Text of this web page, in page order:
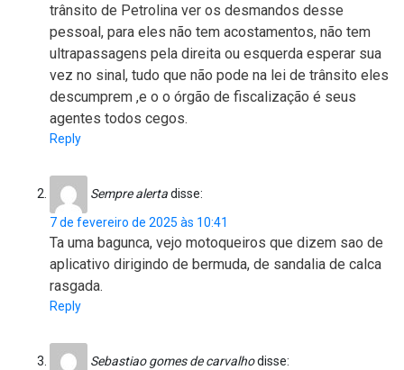
trânsito de Petrolina ver os desmandos desse
pessoal, para eles não tem acostamentos, não tem
ultrapassagens pela direita ou esquerda esperar sua
vez no sinal, tudo que não pode na lei de trânsito eles
descumprem ,e o o órgão de fiscalização é seus
agentes todos cegos.
Reply
Sempre alertadisse:
7 de fevereiro de 2025 às 10:41
Ta uma bagunca, vejo motoqueiros que dizem sao de
aplicativo dirigindo de bermuda, de sandalia de calca
rasgada.
Reply
Sebastiao gomes de carvalhodisse: